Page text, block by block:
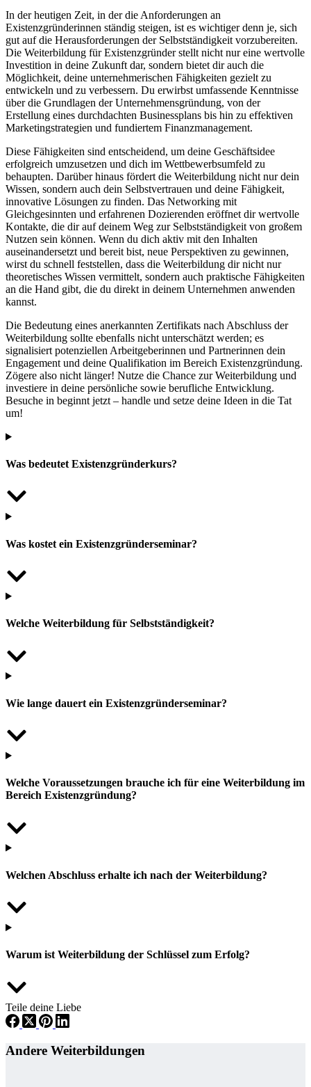
In der heutigen Zeit, in der die Anforderungen an
Existenzgründerinnen ständig steigen, ist es wichtiger denn je, sich
gut auf die Herausforderungen der Selbstständigkeit vorzubereiten.
Die Weiterbildung für Existenzgründer stellt nicht nur eine wertvolle
Investition in deine Zukunft dar, sondern bietet dir auch die
Möglichkeit, deine unternehmerischen Fähigkeiten gezielt zu
entwickeln und zu verbessern. Du erwirbst umfassende Kenntnisse
über die Grundlagen der Unternehmensgründung, von der
Erstellung eines durchdachten Businessplans bis hin zu effektiven
Marketingstrategien und fundiertem Finanzmanagement.
Diese Fähigkeiten sind entscheidend, um deine Geschäftsidee
erfolgreich umzusetzen und dich im Wettbewerbsumfeld zu
behaupten. Darüber hinaus fördert die Weiterbildung nicht nur dein
Wissen, sondern auch dein Selbstvertrauen und deine Fähigkeit,
innovative Lösungen zu finden. Das Networking mit
Gleichgesinnten und erfahrenen Dozierenden eröffnet dir wertvolle
Kontakte, die dir auf deinem Weg zur Selbstständigkeit von großem
Nutzen sein können. Wenn du dich aktiv mit den Inhalten
auseinandersetzt und bereit bist, neue Perspektiven zu gewinnen,
wirst du schnell feststellen, dass die Weiterbildung dir nicht nur
theoretisches Wissen vermittelt, sondern auch praktische Fähigkeiten
an die Hand gibt, die du direkt in deinem Unternehmen anwenden
kannst.
Die Bedeutung eines anerkannten Zertifikats nach Abschluss der
Weiterbildung sollte ebenfalls nicht unterschätzt werden; es
signalisiert potenziellen Arbeitgeberinnen und Partnerinnen dein
Engagement und deine Qualifikation im Bereich Existenzgründung.
Zögere also nicht länger! Nutze die Chance zur Weiterbildung und
investiere in deine persönliche sowie berufliche Entwicklung.
Besuche in beginnt jetzt – handle und setze deine Ideen in die Tat
um!
Was bedeutet Existenzgründerkurs?
Was kostet ein Existenzgründerseminar?
Welche Weiterbildung für Selbstständigkeit?
Wie lange dauert ein Existenzgründerseminar?
Welche Voraussetzungen brauche ich für eine Weiterbildung im
Bereich Existenzgründung?
Welchen Abschluss erhalte ich nach der Weiterbildung?
Warum ist Weiterbildung der Schlüssel zum Erfolg?
Teile deine Liebe
Andere Weiterbildungen